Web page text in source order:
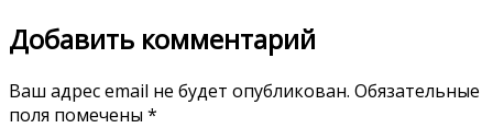
Добавить комментарий
Ваш адрес email не будет опубликован. Обязательные
поля помечены *